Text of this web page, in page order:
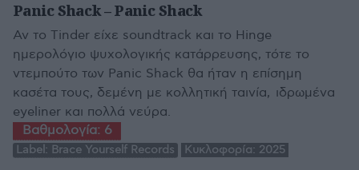
Panic Shack – Panic Shack
Αν το Tinder είχε soundtrack και το Hinge
ημερολόγιο ψυχολογικής κατάρρευσης, τότε το
ντεμπούτο των Panic Shack θα ήταν η επίσημη
κασέτα τους, δεμένη με κολλητική ταινία, ιδρωμένα
eyeliner και πολλά νεύρα.
Βαθμολογία: 6
Label: Brace Yourself Records Κυκλοφορία: 2025